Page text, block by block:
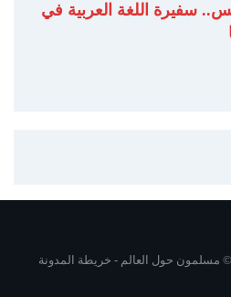
سفيرة اللغة العربية في
خريطة المدونة